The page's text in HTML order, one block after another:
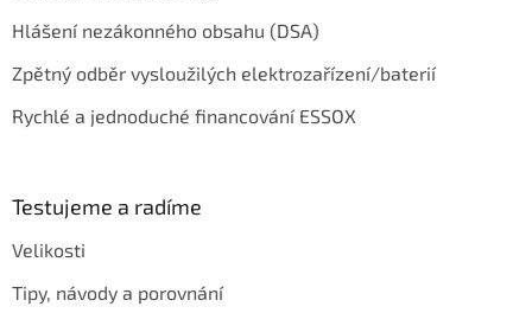
Hlášení nezákonného obsahu (DSA)
Zpětný odběr vysloužilých elektrozařízení/baterií
Rychlé a jednoduché financování ESSOX
Testujeme a radíme
Velikosti
Tipy, návody a porovnání